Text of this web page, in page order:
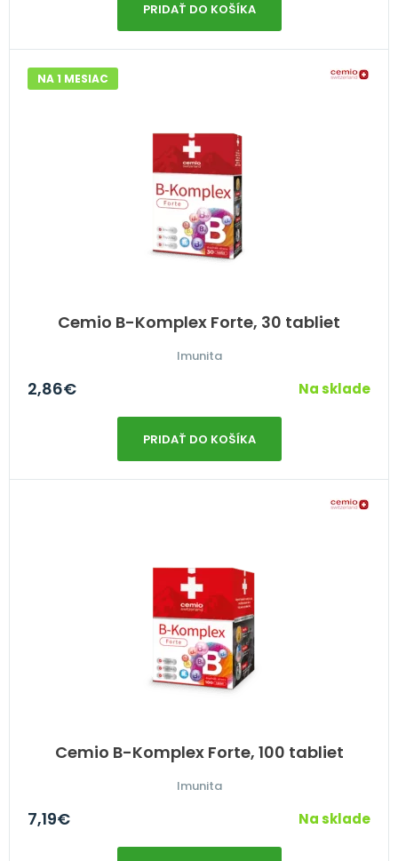
PRIDAŤ DO KOŠÍKA
Cemio B-Komplex Forte, 30 tabliet
NA 1 MESIAC
Imunita
2,86€ Na sklade
PRIDAŤ DO KOŠÍKA
Cemio B-Komplex Forte, 100 tabliet
Imunita
7,19€ Na sklade